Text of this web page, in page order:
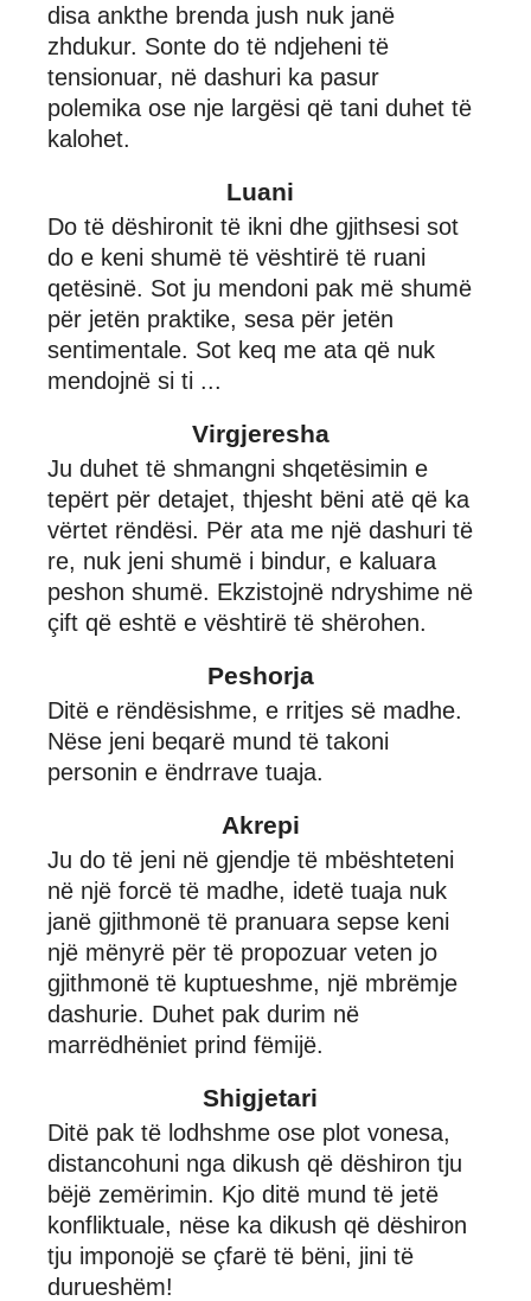
disa ankthe brenda jush nuk janë
zhdukur. Sonte do të ndjeheni të
tensionuar, në dashuri ka pasur
polemika ose nje largësi që tani duhet të
kalohet.
Luani
Do të dëshironit të ikni dhe gjithsesi sot
do e keni shumë të vështirë të ruani
qetësinë. Sot ju mendoni pak më shumë
për jetën praktike, sesa për jetën
sentimentale. Sot keq me ata që nuk
mendojnë si ti ...
Virgjeresha
Ju duhet të shmangni shqetësimin e
tepërt për detajet, thjesht bëni atë që ka
vërtet rëndësi. Për ata me një dashuri të
re, nuk jeni shumë i bindur, e kaluara
peshon shumë. Ekzistojnë ndryshime në
çift që eshtë e vështirë të shërohen.
Peshorja
Ditë e rëndësishme, e rritjes së madhe.
Nëse jeni beqarë mund të takoni
personin e ëndrrave tuaja.
Akrepi
Ju do të jeni në gjendje të mbështeteni
në një forcë të madhe, idetë tuaja nuk
janë gjithmonë të pranuara sepse keni
një mënyrë për të propozuar veten jo
gjithmonë të kuptueshme, një mbrëmje
dashurie. Duhet pak durim në
marrëdhëniet prind fëmijë.
Shigjetari
Ditë pak të lodhshme ose plot vonesa,
distancohuni nga dikush që dëshiron tju
bëjë zemërimin. Kjo ditë mund të jetë
konfliktuale, nëse ka dikush që dëshiron
tju imponojë se çfarë të bëni, jini të
durueshëm!